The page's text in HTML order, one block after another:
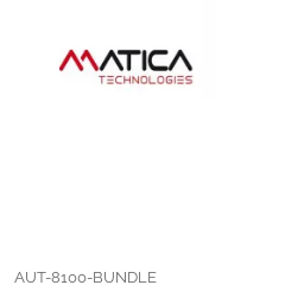
AUT-8100-BUNDLE